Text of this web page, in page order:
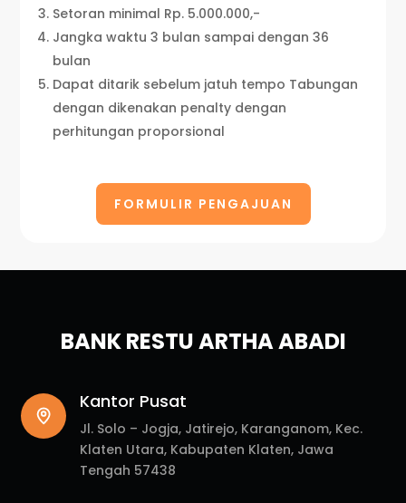
Setoran minimal Rp. 5.000.000,-
Jangka waktu 3 bulan sampai dengan 36
bulan
Dapat ditarik sebelum jatuh tempo Tabungan
dengan dikenakan penalty dengan
perhitungan proporsional
FORMULIR PENGAJUAN
BANK RESTU ARTHA ABADI
Kantor Pusat
Jl. Solo – Jogja, Jatirejo, Karanganom, Kec.
Klaten Utara, Kabupaten Klaten, Jawa
Tengah 57438